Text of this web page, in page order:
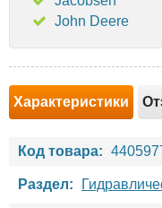
John Deere
Характеристики
Код товара:
Раздел: